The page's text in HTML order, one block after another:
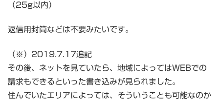
（25g以内）
返信用封筒などは不要みたいです。
（※）2019.7.17追記
その後、ネットを見ていたら、地域によってはWEBでの
請求もできるといった書き込みが見られました。
住んでいたエリアによっては、そういうことも可能なのか